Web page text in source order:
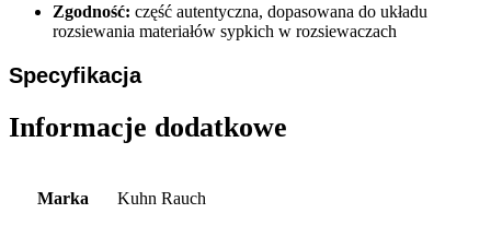
Zgodność: część autentyczna, dopasowana do układu
rozsiewania materiałów sypkich w rozsiewaczach
Specyfikacja
Informacje dodatkowe
Marka Kuhn Rauch